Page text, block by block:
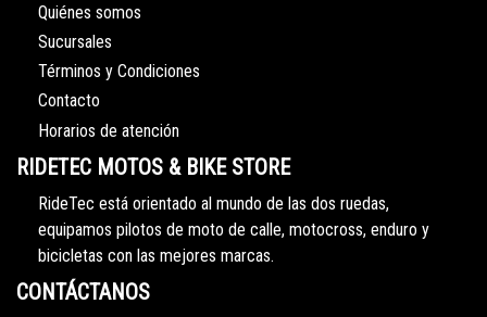
Quiénes somos
Sucursales
Términos y Condiciones
Contacto
Horarios de atención
RIDETEC MOTOS & BIKE STORE
RideTec está orientado al mundo de las dos ruedas,
equipamos pilotos de moto de calle, motocross, enduro y
bicicletas con las mejores marcas.
CONTÁCTANOS